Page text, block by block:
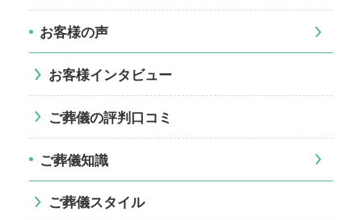
お客様の声
お客様インタビュー
ご葬儀の評判口コミ
ご葬儀知識
ご葬儀スタイル